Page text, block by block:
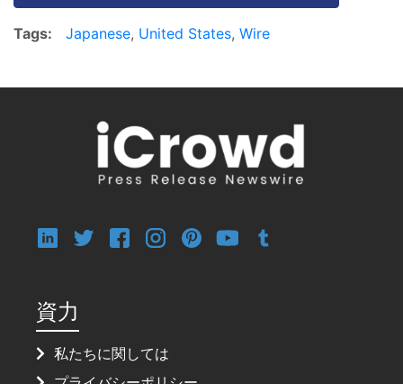
Tags: Japanese, United States, Wire
資力
私たちに関しては